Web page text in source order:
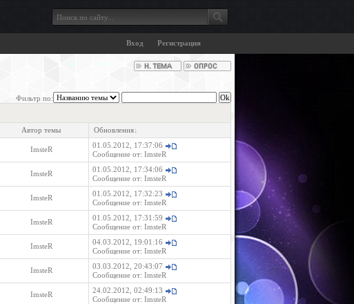
Вход Регистрация
Фильтр по:
Автор темы Обновления↓
ImsteR
01.05.2012, 17:37:06
Сообщение от: ImsteR
ImsteR
01.05.2012, 17:34:06
Сообщение от: ImsteR
ImsteR
01.05.2012, 17:32:23
Сообщение от: ImsteR
ImsteR
01.05.2012, 17:31:59
Сообщение от: ImsteR
ImsteR
04.03.2012, 19:01:16
Сообщение от: ImsteR
ImsteR
03.03.2012, 20:43:07
Сообщение от: ImsteR
ImsteR
24.02.2012, 02:49:13
Сообщение от: ImsteR